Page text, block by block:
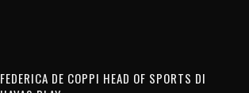
FEDERICA DE COPPI HEAD OF SPORTS DI